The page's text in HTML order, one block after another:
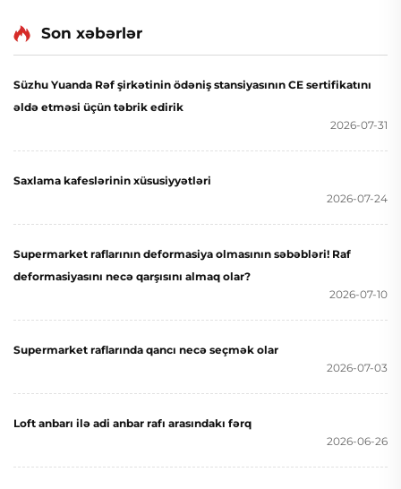
Son xəbərlər
Süzhu Yuanda Rəf şirkətinin ödəniş stansiyasının CE sertifikatını
əldə etməsi üçün təbrik edirik
2026-07-31
Saxlama kafeslərinin xüsusiyyətləri
2026-07-24
Supermarket raflarının deformasiya olmasının səbəbləri! Raf
deformasiyasını necə qarşısını almaq olar?
2026-07-10
Supermarket raflarında qancı necə seçmək olar
2026-07-03
Loft anbarı ilə adi anbar rafı arasındakı fərq
2026-06-26